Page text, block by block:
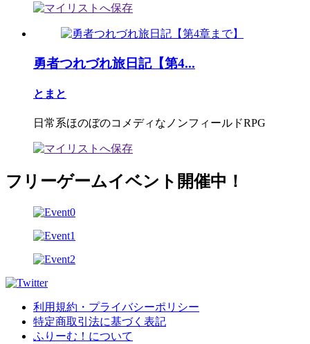
勇者つれづれ旅日記【第4...
とまと
日常系ほのぼのコメディなノンフィールドRPG
フリーゲームイベント開催中！
利用規約・プライバシーポリシー
特定商取引法に基づく表記
ふりーむ！について